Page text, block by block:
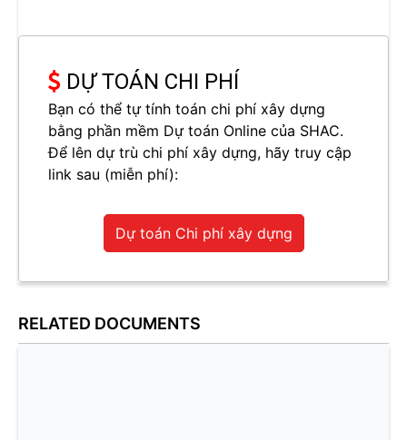
DỰ TOÁN CHI PHÍ
Bạn có thể tự tính toán chi phí xây dựng
bằng phần mềm Dự toán Online của SHAC.
Để lên dự trù chi phí xây dựng, hãy truy cập
link sau (miễn phí):
Dự toán Chi phí xây dựng
RELATED DOCUMENTS